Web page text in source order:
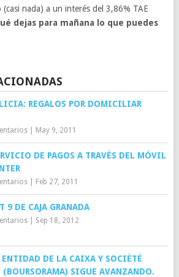
nada) a un interés del 3,86% TAE
dejas para mañana lo que puedes
REGALOS POR DOMICILIAR
| May 9, 2011
DE PAGOS A TRAVÉS DEL MÓVIL
| Feb 27, 2011
9 DE CAJA GRANADA
| Sep 18, 2012
ENTIDAD DE LA CAIXA Y SOCIÉTÉ
(BOURSORAMA) SIGUE AVANZANDO.